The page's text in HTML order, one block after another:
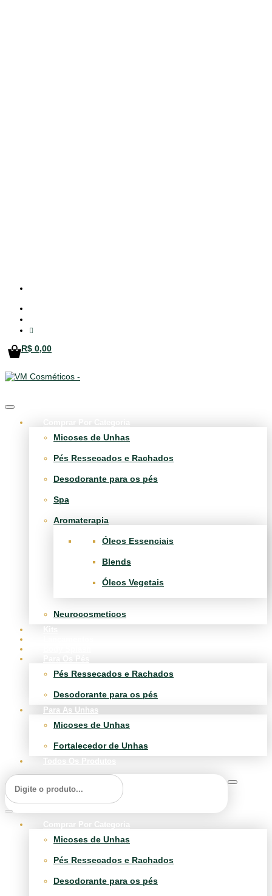
R$ 0,00
Micoses de Unhas
Pés Ressecados e Rachados
Desodorante para os pés
Spa
Aromaterapia
Óleos Essenciais
Blends
Óleos Vegetais
Neurocosmeticos
Pés Ressecados e Rachados
Desodorante para os pés
Para As Unhas
Micoses de Unhas
Fortalecedor de Unhas
Comprar Por Categoria
Micoses de Unhas
Pés Ressecados e Rachados
Desodorante para os pés